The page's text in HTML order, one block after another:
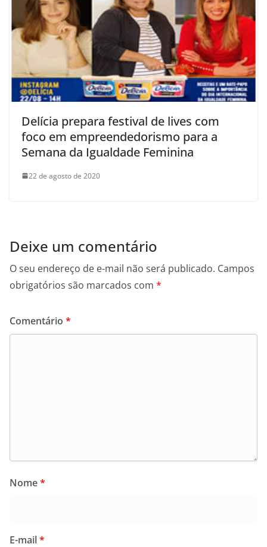
Delícia prepara festival de lives com
foco em empreendedorismo para a
Semana da Igualdade Feminina
22 de agosto de 2020
Deixe um comentário
O seu endereço de e-mail não será publicado. Campos
obrigatórios são marcados com *
Comentário *
Nome*
E-mail*